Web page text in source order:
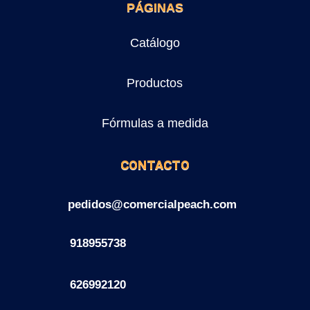
PÁGINAS
Catálogo
Productos
Fórmulas a medida
CONTACTO
pedidos@comercialpeach.com
918955738
626992120